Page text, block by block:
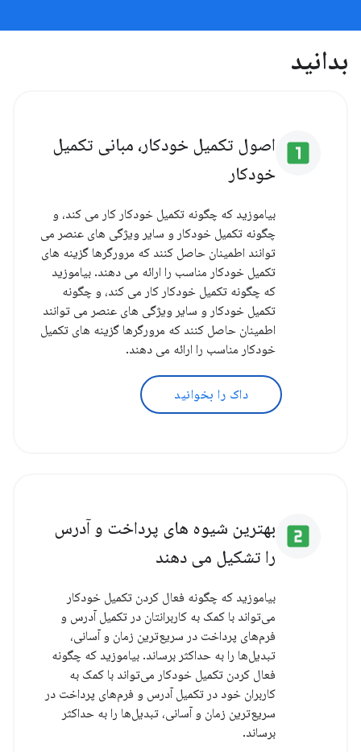
بدانید
looks_one اصول تکمیل خودکار، مبانی تکمیل
خودکار
بیاموزید که چگونه تکمیل خودکار کار می کند، و
چگونه تکمیل خودکار و سایر ویژگی های عنصر می
توانند اطمینان حاصل کنند که مرورگرها گزینه های
تکمیل خودکار مناسب را ارائه می دهند. بیاموزید
که چگونه تکمیل خودکار کار می کند، و چگونه
تکمیل خودکار و سایر ویژگی های عنصر می توانند
اطمینان حاصل کنند که مرورگرها گزینه های تکمیل
خودکار مناسب را ارائه می دهند.
داک را بخوانید
looks_two بهترین شیوه های پرداخت و آدرس
را تشکیل می دهند
بیاموزید که چگونه فعال کردن تکمیل خودکار
می‌تواند با کمک به کاربرانتان در تکمیل آدرس و
فرم‌های پرداخت در سریع‌ترین زمان و آسانی،
تبدیل‌ها را به حداکثر برساند. بیاموزید که چگونه
فعال کردن تکمیل خودکار می‌تواند با کمک به
کاربران خود در تکمیل آدرس و فرم‌های پرداخت در
سریع‌ترین زمان و آسانی، تبدیل‌ها را به حداکثر
برساند.